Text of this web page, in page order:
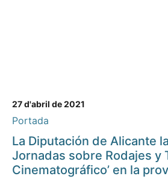
27 d'abril de 2021
Portada
La Diputación de Alicante
Jornadas sobre Rodajes y
Cinematográfico’ en la